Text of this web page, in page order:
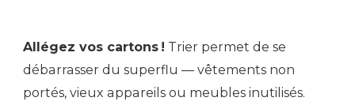
Allégez vos cartons ! Trier permet de se
débarrasser du superflu — vêtements non
portés, vieux appareils ou meubles inutilisés.